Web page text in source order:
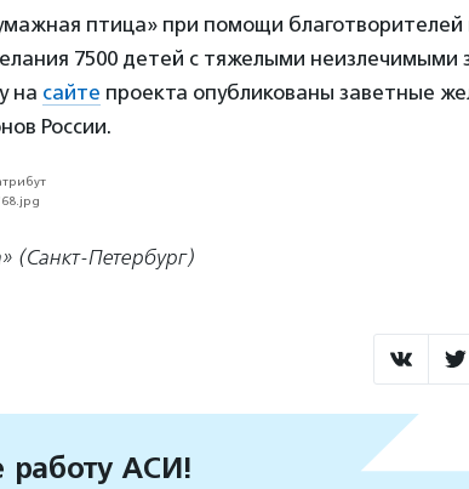
птица» при помощи благотворителей
7500 детей с тяжелыми неизлечимыми
на сайте проекта опубликованы заветные
России.
(Санкт-Петербург)
работу АСИ!